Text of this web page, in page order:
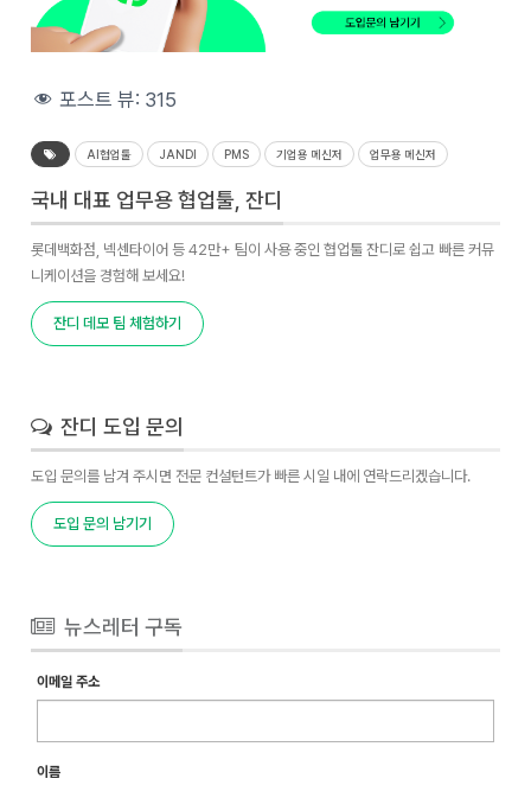
포스트 뷰: 315
AI협업툴 JANDI PMS 기업용 메신저 업무용 메신저
국내 대표 업무용 협업툴, 잔디
롯데백화점, 넥센타이어 등 42만+ 팀이 사용 중인 협업툴 잔디로 쉽고 빠른 커뮤
니케이션을 경험해 보세요!
잔디 데모 팀 체험하기
잔디 도입 문의
도입 문의를 남겨 주시면 전문 컨설턴트가 빠른 시일 내에 연락드리겠습니다.
도입 문의 남기기
뉴스레터 구독
이메일 주소
이름